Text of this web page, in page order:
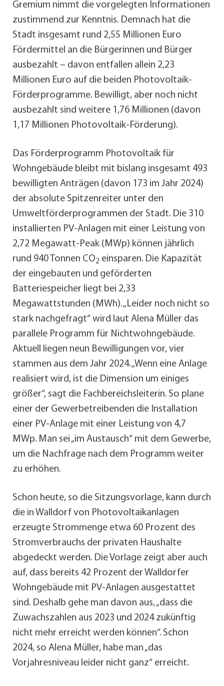
Gremium nimmt die vorgelegten Informationen
zustimmend zur Kenntnis. Demnach hat die
Stadt insgesamt rund 2,55 Millionen Euro
Fördermittel an die Bürgerinnen und Bürger
ausbezahlt – davon entfallen allein 2,23
Millionen Euro auf die beiden Photovoltaik-
Förderprogramme. Bewilligt, aber noch nicht
ausbezahlt sind weitere 1,76 Millionen (davon
1,17 Millionen Photovoltaik-Förderung).
Das Förderprogramm Photovoltaik für
Wohngebäude bleibt mit bislang insgesamt 493
bewilligten Anträgen (davon 173 im Jahr 2024)
der absolute Spitzenreiter unter den
Umweltförderprogrammen der Stadt. Die 310
installierten PV-Anlagen mit einer Leistung von
2,72 Megawatt-Peak (MWp) können jährlich
rund 940 Tonnen CO2 einsparen. Die Kapazität
der eingebauten und geförderten
Batteriespeicher liegt bei 2,33
Megawattstunden (MWh). „Leider noch nicht so
stark nachgefragt“ wird laut Alena Müller das
parallele Programm für Nichtwohngebäude.
Aktuell liegen neun Bewilligungen vor, vier
stammen aus dem Jahr 2024. „Wenn eine Anlage
realisiert wird, ist die Dimension um einiges
größer“, sagt die Fachbereichsleiterin. So plane
einer der Gewerbetreibenden die Installation
einer PV-Anlage mit einer Leistung von 4,7
MWp. Man sei „im Austausch“ mit dem Gewerbe,
um die Nachfrage nach dem Programm weiter
zu erhöhen.
Schon heute, so die Sitzungsvorlage, kann durch
die in Walldorf von Photovoltaikanlagen
erzeugte Strommenge etwa 60 Prozent des
Stromverbrauchs der privaten Haushalte
abgedeckt werden. Die Vorlage zeigt aber auch
auf, dass bereits 42 Prozent der Walldorfer
Wohngebäude mit PV-Anlagen ausgestattet
sind. Deshalb gehe man davon aus, „dass die
Zuwachszahlen aus 2023 und 2024 zukünftig
nicht mehr erreicht werden können“. Schon
2024, so Alena Müller, habe man „das
Vorjahresniveau leider nicht ganz“ erreicht.